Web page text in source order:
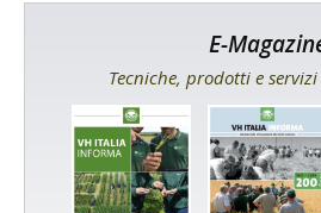
E-
Tecniche, prodotti e